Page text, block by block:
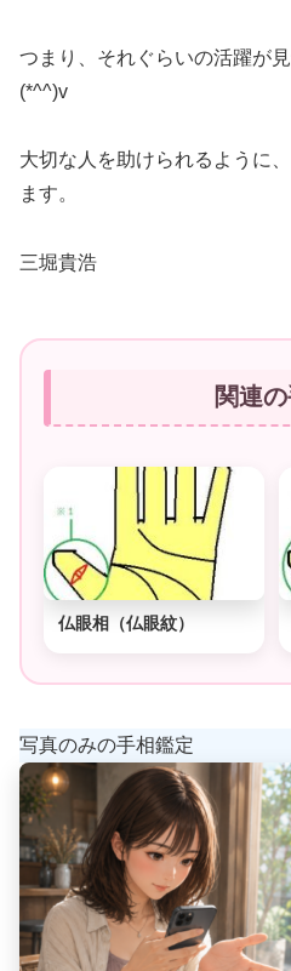
つまり、それぐらいの活躍が
(*^^)v
大切な人を助けられるように
ます。
三堀貴浩
関連
仏眼相（仏眼紋）
写真のみの手相鑑定